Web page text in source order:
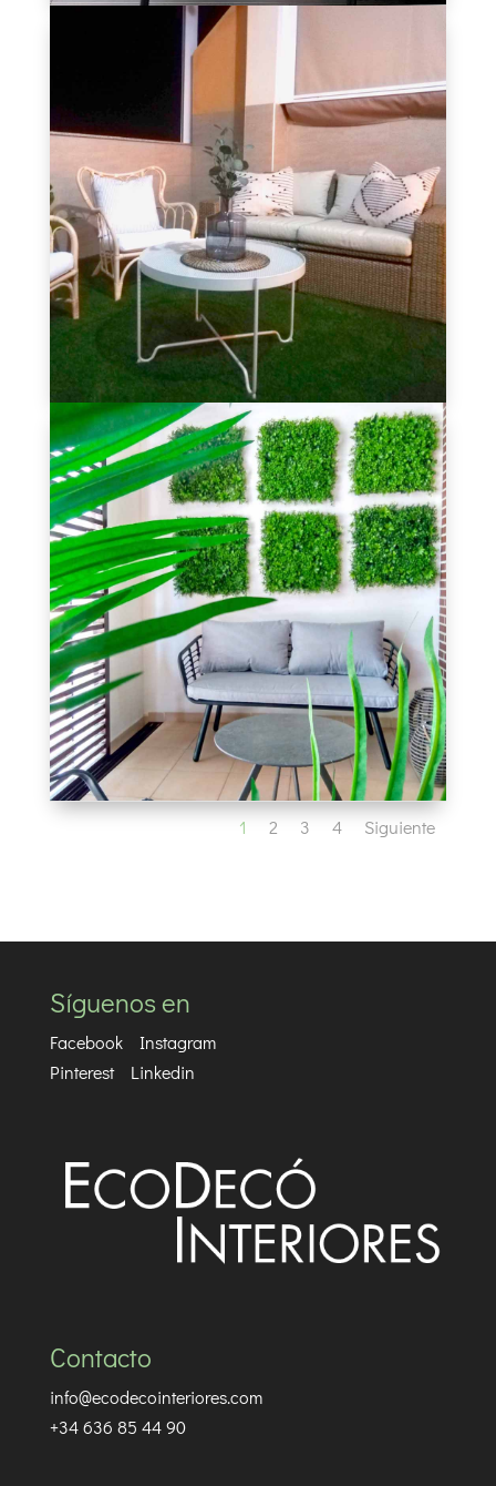
1 2 3 4 Siguiente
Síguenos en
Facebook
Instagram
Pinterest
Linkedin
Contacto
info@ecodecointeriores.com
+34 636 85 44 90